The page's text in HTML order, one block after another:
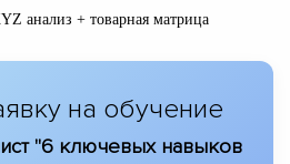
анализ + товарная матрица
на обучение
"6 ключевых навыков